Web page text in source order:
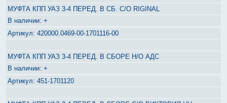
МУФТА КПП УАЗ 3-4 ПЕРЕД. В СБ. С/О RIGINAL
+
420000.0469-00-1701116-00
МУФТА КПП УАЗ 3-4 ПЕРЕД. В СБОРЕ Н/О АДС
+
451-1701120